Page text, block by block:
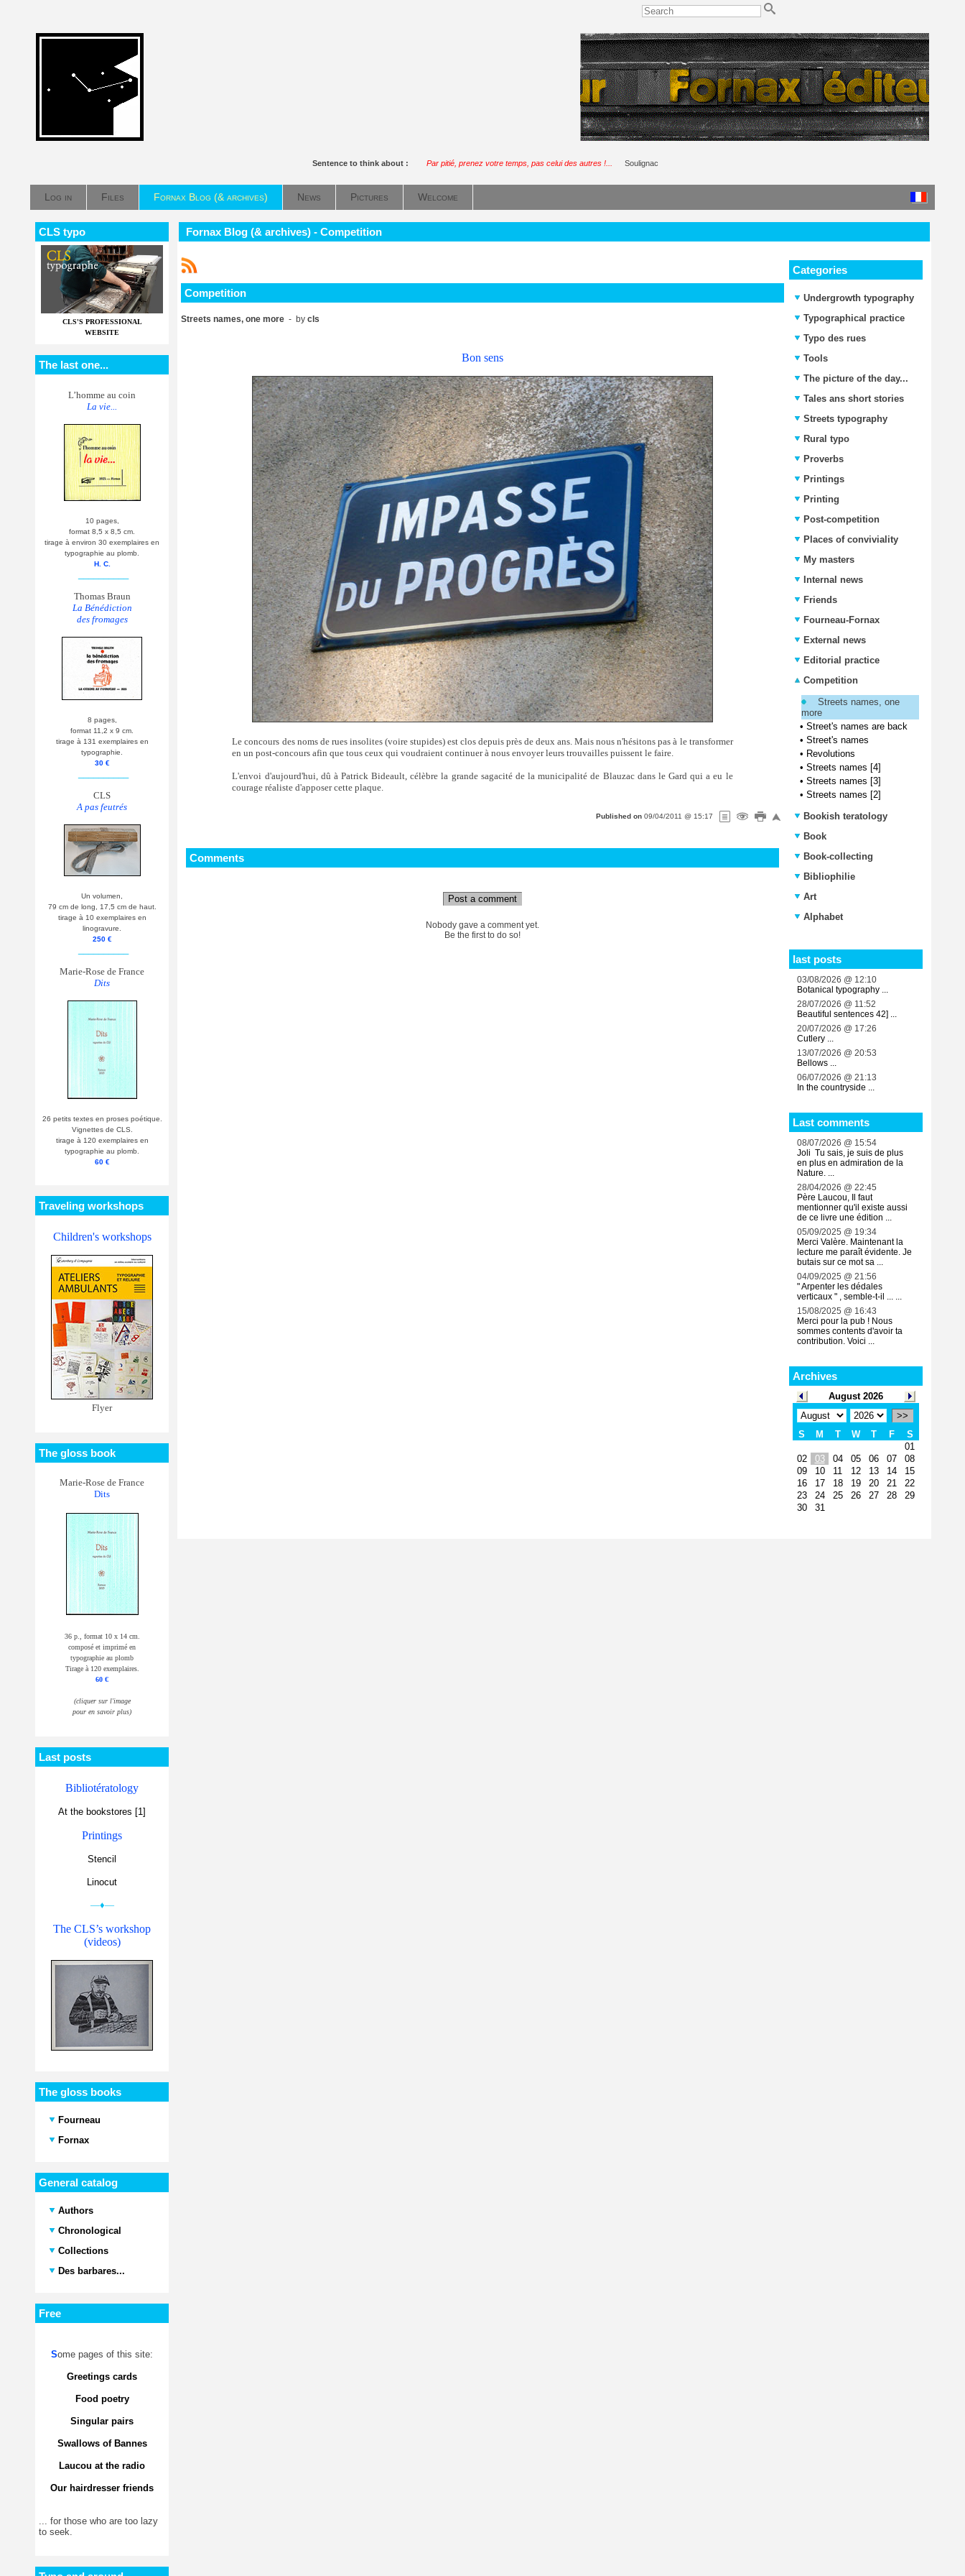
Sentence to think about : Par pitié, prenez votre temps, pas celui des autres !... Soulignac
Log in Files Fornax Blog (& archives) News Pictures Welcome
CLS typo
CLS'S PROFESSIONAL
WEBSITE
The last one...
L’homme au coin
La vie...
10 pages,
format 8,5 x 8,5 cm.
tirage à environ 30 exemplaires en
typographie au plomb.
H. C.
Thomas Braun
La Bénédiction
des fromages
8 pages,
format 11,2 x 9 cm.
tirage à 131 exemplaires en
typographie.
30 €
CLS
A pas feutrés
Un volumen,
79 cm de long, 17,5 cm de haut.
tirage à 10 exemplaires en
linogravure.
250 €
Marie-Rose de France
Dits
26 petits textes en proses poétique.
Vignettes de CLS.
tirage à 120 exemplaires en
typographie au plomb.
60 €
Traveling workshops
Children's workshops
Flyer
The gloss book
Marie-Rose de France
Dits
36 p., format 10 x 14 cm.
composé et imprimé en
typographie au plomb
Tirage à 120 exemplaires.
60 €
(cliquer sur l'image
pour en savoir plus)
Last posts
Bibliotératology
At the bookstores [1]
Printings
Stencil
Linocut
—♦—
The CLS’s workshop
(videos)
The gloss books
Fourneau
Fornax
General catalog
Authors
Chronological
Collections
Des barbares...
Free
Some pages of this site:
Greetings cards
Food poetry
Singular pairs
Swallows of Bannes
Laucou at the radio
Our hairdresser friends
... for those who are too lazy
to seek.
Fornax Blog (& archives) - Competition
Competition
Streets names, one more - by cls
Bon sens
Le concours des noms de rues insolites (voire stupides) est clos depuis près de deux ans. Mais nous n'hésitons pas à le transformer
en un post-concours afin que tous ceux qui voudraient continuer à nous envoyer leurs trouvailles puissent le faire.
L'envoi d'aujourd'hui, dû à Patrick Bideault, célèbre la grande sagacité de la municipalité de Blauzac dans le Gard qui a eu le
courage réaliste d'apposer cette plaque.
Published on 09/04/2011 @ 15:17
Comments
Post a comment
Nobody gave a comment yet.
Be the first to do so!
Categories
Undergrowth typography
Typographical practice
Typo des rues
Tools
The picture of the day...
Tales ans short stories
Streets typography
Rural typo
Proverbs
Printings
Printing
Post-competition
Places of conviviality
My masters
Internal news
Friends
Fourneau-Fornax
External news
Editorial practice
Competition
Streets names, one
more
• Street's names are back
• Street's names
• Revolutions
• Streets names [4]
• Streets names [3]
• Streets names [2]
Bookish teratology
Book
Book-collecting
Bibliophilie
Art
Alphabet
last posts
03/08/2026 @ 12:10
Botanical typography ...
28/07/2026 @ 11:52
Beautiful sentences 42] ...
20/07/2026 @ 17:26
Cutlery ...
13/07/2026 @ 20:53
Bellows ...
06/07/2026 @ 21:13
In the countryside ...
Last comments
08/07/2026 @ 15:54
Joli Tu sais, je suis de plus
en plus en admiration de la
Nature. ...
28/04/2026 @ 22:45
Père Laucou, Il faut
mentionner qu'il existe aussi
de ce livre une édition ...
05/09/2025 @ 19:34
Merci Valère. Maintenant la
lecture me paraît évidente. Je
butais sur ce mot sa ...
04/09/2025 @ 21:56
" Arpenter les dédales
verticaux " , semble-t-il ... ...
15/08/2025 @ 16:43
Merci pour la pub ! Nous
sommes contents d'avoir ta
contribution. Voici ...
Archives
August 2026
>>
S
M T W T F
S
01
02
03 04 05 06 07
08
09
10 11 12 13 14
15
16
17 18 19 20 21
22
23
24 25 26 27 28
29
30
31